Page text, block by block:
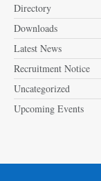
Directory
Downloads
Latest News
Recruitment Notice
Uncategorized
Upcoming Events